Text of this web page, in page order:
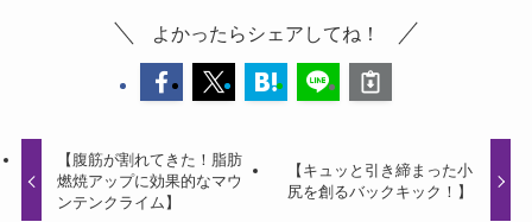
よかったらシェアしてね！
【腹筋が割れてきた！脂肪
燃焼アップに効果的なマウ
ンテンクライム】
【キュッと引き締まった小
尻を創るバックキック！】